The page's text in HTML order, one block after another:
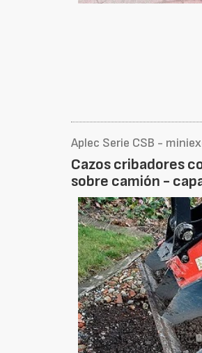
Aplec Serie CSB -
Cazos cribadores
sobre camión -